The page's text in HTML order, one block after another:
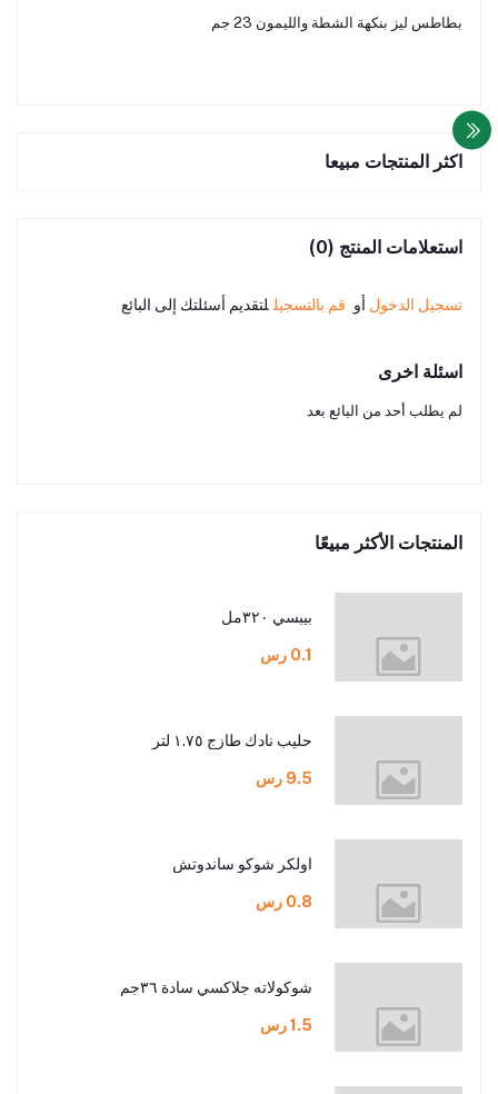
بطاطس ليز بنكهة الشطة والليمون 23 جم
اكثر المنتجات مبيعا
استعلامات المنتج (0)
تسجيل الدخول أو قم بالتسجيل لتقديم أسئلتك إلى البائع
اسئلة اخرى
لم يطلب أحد من البائع بعد
المنتجات الأكثر مبيعًا
بيبسي ٣٢٠مل
0.1 رس
حليب نادك طازج ١.٧٥ لتر
9.5 رس
اولكر شوكو ساندوتش
0.8 رس
شوكولاته جلاكسي سادة ٣٦جم
1.5 رس